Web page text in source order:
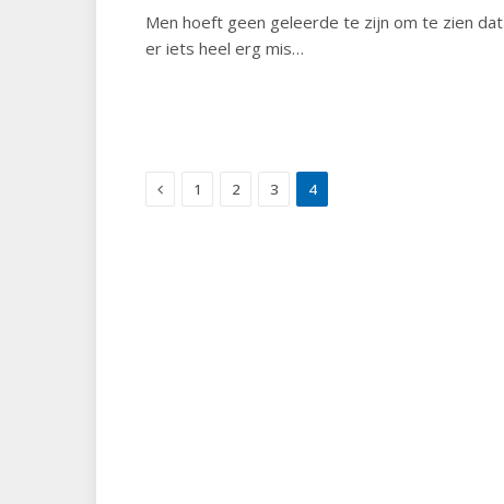
Men hoeft geen geleerde te zijn om te zien dat
er iets heel erg mis…
Previous
1 2 3 4